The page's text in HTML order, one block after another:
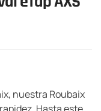
nuestra Roubaix